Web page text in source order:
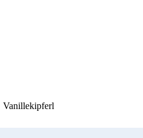
Vanillekipferl